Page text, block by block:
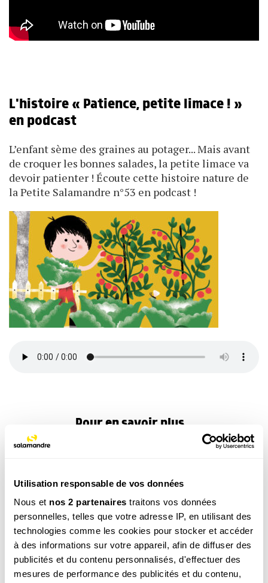
Utilisation responsable de vos données
Nous et nos 2 partenaires traitons vos données
personnelles, telles que votre adresse IP, en utilisant des
technologies comme les cookies pour stocker et accéder
à des informations sur votre appareil, afin de diffuser des
publicités et du contenu personnalisés, d'effectuer des
mesures de performance des publicités et du contenu,
L'histoire « Patience, petite limace ! »
en podcast
L’enfant sème des graines au potager... Mais avant
de croquer les bonnes salades, la petite limace va
devoir patienter ! Écoute cette histoire nature de
la Petite Salamandre n°53 en podcast !
Pour en savoir plus...
Abonnement 1 an Petite Salamandre (4-7
29.00€